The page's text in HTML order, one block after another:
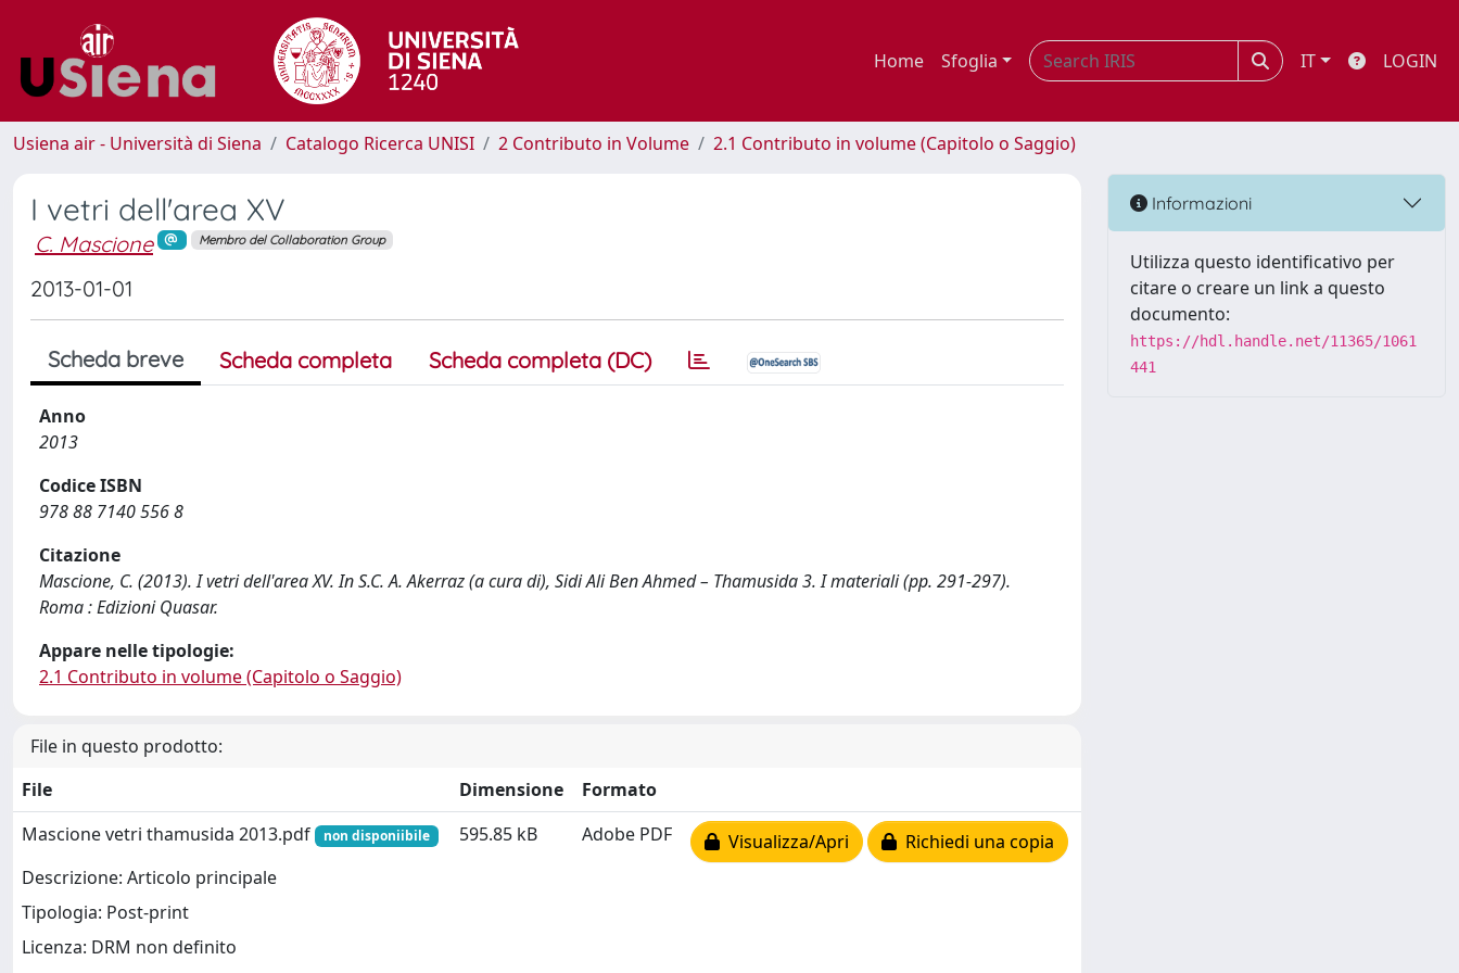
Home Sfoglia IT LOGIN
Usiena air - Università di Siena Catalogo Ricerca UNISI 2 Contributo in Volume 2.1 Contributo in volume (Capitolo o Saggio)
I vetri dell'area XV
C. Mascione Membro del Collaboration Group
2013-01-01
Scheda breve Scheda completa Scheda completa (DC)
Anno
2013
Codice ISBN
978 88 7140 556 8
Citazione
Mascione, C. (2013). I vetri dell'area XV. In S.C. A. Akerraz (a cura di), Sidi Ali Ben Ahmed – Thamusida 3. I materiali (pp. 291-297).
Roma : Edizioni Quasar.
Appare nelle tipologie:
2.1 Contributo in volume (Capitolo o Saggio)
File in questo prodotto:
File
Dimensione
Formato
Mascione vetri thamusida 2013.pdf
non disponiibile
Descrizione: Articolo principale
Tipologia: Post-print
Licenza: DRM non definito
595.85 kB Adobe PDF Visualizza/Apri Richiedi una copia
Informazioni
Utilizza questo identificativo per
citare o creare un link a questo
documento:
https://hdl.handle.net/11365/1061
441